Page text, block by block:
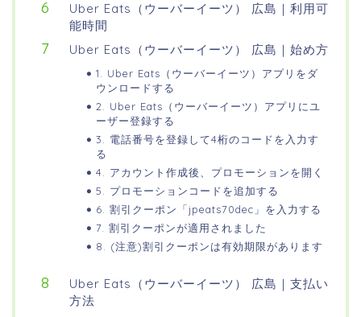
Uber Eats（ウーバーイーツ） 広島｜利用可
能時間
Uber Eats（ウーバーイーツ） 広島｜始め方
1. Uber Eats（ウーバーイーツ）アプリをダ
ウンロードする
2. Uber Eats（ウーバーイーツ）アプリにユ
ーザー登録する
3. 電話番号を登録して4桁のコードを入力す
る
4. アカウント作成後、プロモーションを開く
5. プロモーションコードを追加する
6. 割引クーポン「jpeats70dec」を入力する
7. 割引クーポンが適用されました
8. (注意)割引クーポンは有効期限があります
Uber Eats（ウーバーイーツ） 広島｜支払い
方法